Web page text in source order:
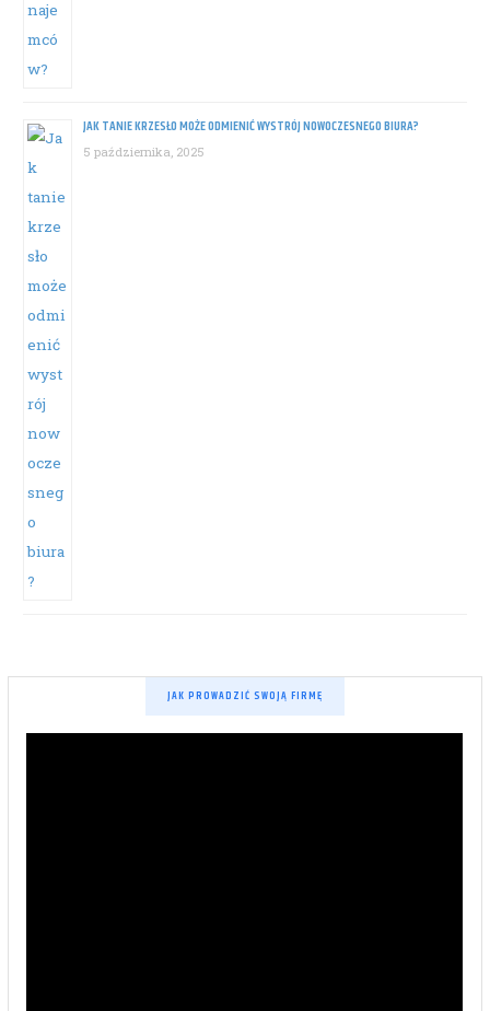
JAK TANIE KRZESŁO MOŻE ODMIENIĆ WYSTRÓJ NOWOCZESNEGO BIURA?
5 października, 2025
JAK PROWADZIĆ SWOJĄ FIRMĘ